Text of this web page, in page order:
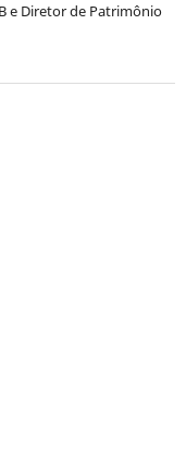
e Diretor de Patrimônio